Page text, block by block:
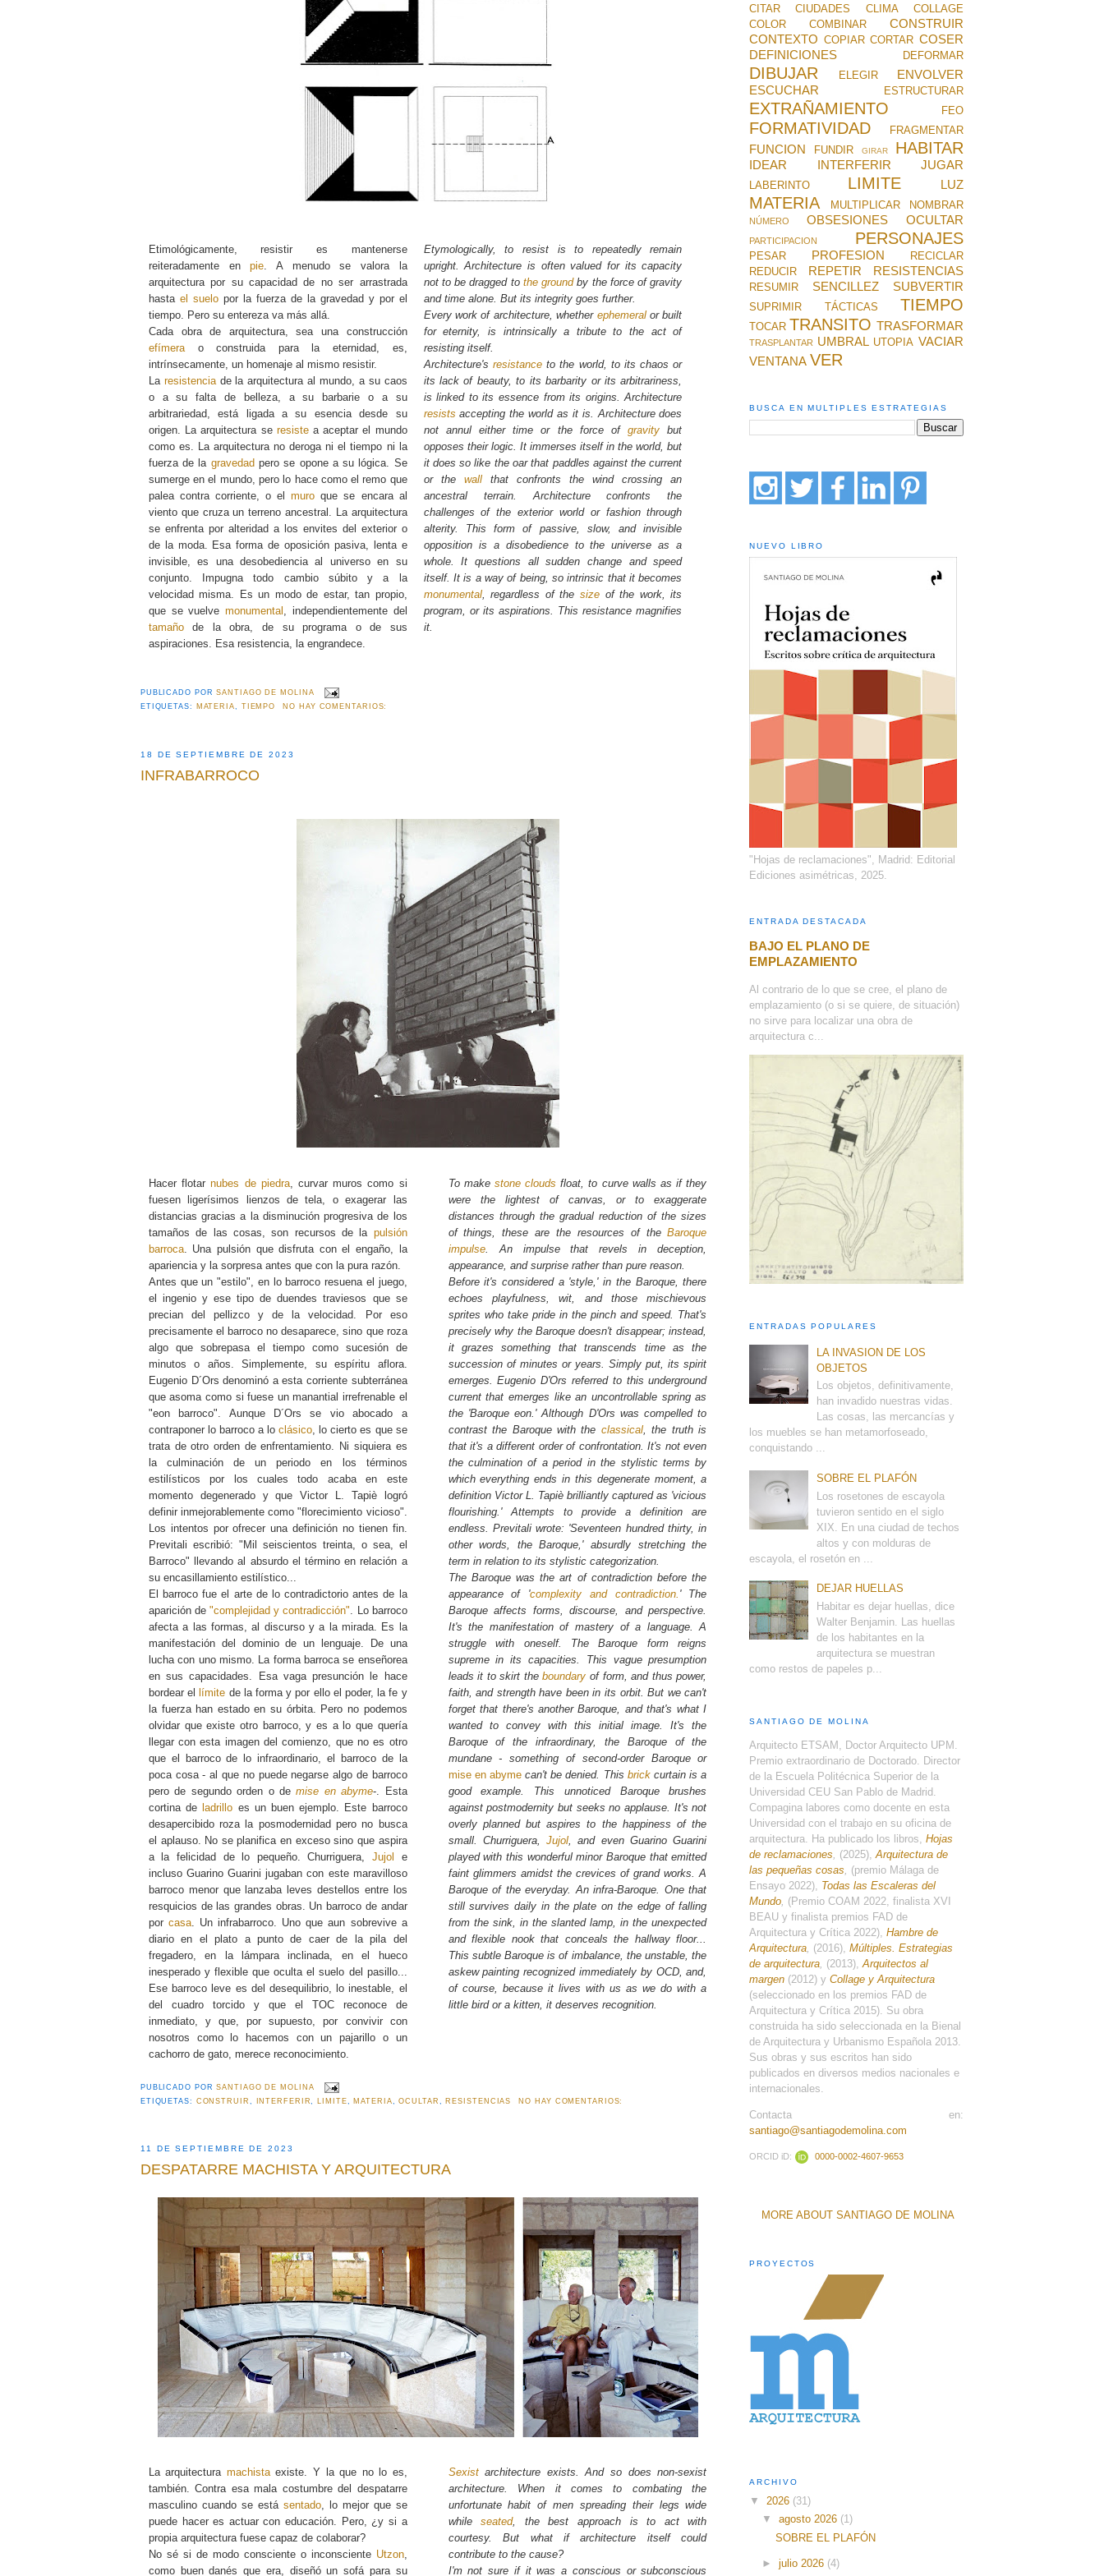
Etimológicamente, resistir es mantenerse
reiteradamente enpie . A menudo se valora la
arquitectura por su capacidad de no ser arrastrada
hasta el suelopor la fuerza de la gravedad y por el
tiempo. Pero su entereza va más allá.
Cada obra de arquitectura, sea una construcción
efímerao construida para la eternidad, es,
intrínsecamente, un homenaje al mismo resistir.
La resistenciade la arquitectura al mundo, a su caos
o a su falta de belleza, a su barbarie o a su
arbitrariedad, está ligada a su esencia desde su
origen. La arquitectura se resistea aceptar el mundo
como es. La arquitectura no deroga ni el tiempo ni la
fuerza de la gravedadpero se opone a su lógica. Se
sumerge en el mundo, pero lo hace como el remo que
palea contra corriente, o elmuro que se encara al
viento que cruza un terreno ancestral. La arquitectura
se enfrenta por alteridad a los envites del exterior o
de la moda. Esa forma de oposición pasiva, lenta e
invisible, es una desobediencia al universo en su
conjunto. Impugna todo cambio súbito y a la
velocidad misma. Es un modo de estar, tan propio,
que se vuelvemonumental , independientemente del
tamañode la obra, de su programa o de sus
aspiraciones. Esa resistencia, la engrandece.
Etymologically, to resist is to repeatedly remain
upright. Architecture is often valued for its capacity
not to be dragged to the groundby the force of gravity
and time alone. But its integrity goes further.
Every work of architecture, whether ephemeralor built
for eternity, is intrinsically a tribute to the act of
resisting itself.
Architecture's resistanceto the world, to its chaos or
its lack of beauty, to its barbarity or its arbitrariness,
is linked to its essence from its origins. Architecture
resists accepting the world as it is. Architecture does
not annul either time or the force ofgravitybut
opposes their logic. It immerses itself in the world, but
it does so like the oar that paddles against the current
or the wallthat confronts the wind crossing an
ancestral terrain. Architecture confronts the
challenges of the exterior world or fashion through
alterity. This form of passive, slow, and invisible
opposition is a disobedience to the universe as a
whole. It questions all sudden change and speed
itself. It is a way of being, so intrinsic that it becomes
monumental, regardless of the size of the work, its
program, or its aspirations. This resistance magnifies
it.
PUBLICADO PORSANTIAGO DE MOLINA
ETIQUETAS:
MATERIA, TIEMPO NO HAY COMENTARIOS:
18 DE SEPTIEMBRE DE 2023
INFRABARROCO
Hacer flotarnubes de piedra, curvar muros como si
fuesen ligerísimos lienzos de tela, o exagerar las
distancias gracias a la disminución progresiva de los
tamaños de las cosas, son recursos de la pulsión
barroca. Una pulsión que disfruta con el engaño, la
apariencia y la sorpresa antes que con la pura razón.
Antes que un "estilo", en lo barroco resuena el juego,
el ingenio y ese tipo de duendes traviesos que se
precian del pellizco y de la velocidad. Por eso
precisamente el barroco no desaparece, sino que roza
algo que sobrepasa el tiempo como sucesión de
minutos o años. Simplemente, su espíritu aflora.
Eugenio D´Ors denominó a esta corriente subterránea
que asoma como si fuese un manantial irrefrenable el
"eon barroco". Aunque D´Ors se vio abocado a
contraponer lo barroco a loclásico , lo cierto es que se
trata de otro orden de enfrentamiento. Ni siquiera es
la culminación de un periodo en los términos
estilísticos por los cuales todo acaba en este
momento degenerado y que Victor L. Tapiè logró
definir inmejorablemente como "florecimiento vicioso".
Los intentos por ofrecer una definición no tienen fin.
Previtali escribió: "Mil seiscientos treinta, o sea, el
Barroco" llevando al absurdo el término en relación a
su encasillamiento estilístico...
El barroco fue el arte de lo contradictorio antes de la
aparición de"complejidad y contradicción" . Lo barroco
afecta a las formas, al discurso y a la mirada. Es la
manifestación del dominio de un lenguaje. De una
lucha con uno mismo. La forma barroca se enseñorea
en sus capacidades. Esa vaga presunción le hace
bordear el
límite de la forma y por ello el poder, la fe y
la fuerza han estado en su órbita. Pero no podemos
olvidar que existe otro barroco, y es a lo que quería
llegar con esta imagen del comienzo, que no es otro
que el barroco de lo infraordinario, el barroco de la
poca cosa - al que no puede negarse algo de barroco
pero de segundo orden o demise en abyme-. Esta
cortina de ladrillo es un buen ejemplo. Este barroco
desapercibido roza la posmodernidad pero no busca
el aplauso. No se planifica en exceso sino que aspira
a la felicidad de lo pequeño. Churriguera,Jujol e
incluso Guarino Guarini jugaban con este maravilloso
barroco menor que lanzaba leves destellos entre los
resquicios de las grandes obras. Un barroco de andar
por casa. Un infrabarroco. Uno que aun sobrevive a
diario en el plato a punto de caer de la pila del
fregadero, en la lámpara inclinada, en el hueco
inesperado y flexible que oculta el suelo del pasillo...
Ese barroco leve es del desequilibrio, lo inestable, el
del cuadro torcido y que el TOC reconoce de
inmediato, y que, por supuesto, por convivir con
nosotros como lo hacemos con un pajarillo o un
cachorro de gato, merece reconocimiento.
To make stone clouds float, to curve walls as if they
were the lightest of canvas, or to exaggerate
distances through the gradual reduction of the sizes
of things, these are the resources of theBaroque
impulse. An impulse that revels in deception,
appearance, and surprise rather than pure reason.
Before it's considered a 'style,' in the Baroque, there
echoes playfulness, wit, and those mischievous
sprites who take pride in the pinch and speed. That's
precisely why the Baroque doesn't disappear; instead,
it grazes something that transcends time as the
succession of minutes or years. Simply put, its spirit
emerges. Eugenio D'Ors referred to this underground
current that emerges like an uncontrollable spring as
the 'Baroque eon.' Although D'Ors was compelled to
contrast the Baroque with the classical, the truth is
that it's a different order of confrontation. It's not even
the culmination of a period in the stylistic terms by
which everything ends in this degenerate moment, a
definition Victor L. Tapiè brilliantly captured as 'vicious
flourishing.' Attempts to provide a definition are
endless. Previtali wrote: 'Seventeen hundred thirty, in
other words, the Baroque,' absurdly stretching the
term in relation to its stylistic categorization.
The Baroque was the art of contradiction before the
appearance of 'complexity and contradiction. ' The
Baroque affects forms, discourse, and perspective.
It's the manifestation of mastery of a language. A
struggle with oneself. The Baroque form reigns
supreme in its capacities. This vague presumption
leads it to skirt theboundary of form, and thus power,
faith, and strength have been in its orbit. But we can't
forget that there's another Baroque, and that's what I
wanted to convey with this initial image. It's the
Baroque of the infraordinary, the Baroque of the
mundane - something of second-order Baroque or
mise en abymecan't be denied. This brickcurtain is a
good example. This unnoticed Baroque brushes
against postmodernity but seeks no applause. It's not
overly planned but aspires to the happiness of the
small. Churriguera,Jujol , and even Guarino Guarini
played with this wonderful minor Baroque that emitted
faint glimmers amidst the crevices of grand works. A
Baroque of the everyday. An infra-Baroque. One that
still survives daily in the plate on the edge of falling
from the sink, in the slanted lamp, in the unexpected
and flexible nook that conceals the hallway floor...
This subtle Baroque is of imbalance, the unstable, the
askew painting recognized immediately by OCD, and,
of course, because it lives with us as we do with a
little bird or a kitten, it deserves recognition.
PUBLICADO PORSANTIAGO DE MOLINA
ETIQUETAS: CONSTRUIR INTERFERIR LIMITE MATERIA ,OCULTAR RESISTENCIAS NO HAY COMENTARIOS:
11 DE SEPTIEMBRE DE 2023
DESPATARRE MACHISTA Y ARQUITECTURA
La arquitectura machistaexiste. Y la que no lo es,
también. Contra esa mala costumbre del despatarre
masculino cuando se está sentado, lo mejor que se
puede hacer es actuar con educación. Pero, ¿y si a
propia arquitectura fuese capaz de colaborar?
No sé si de modo consciente o inconsciente Utzon,
como buen danés que era, diseñó un sofá para su
Sexistarchitecture exists. And so does non-sexist
architecture. When it comes to combating the
unfortunate habit of men spreading their legs wide
whileseated, the best approach is to act with
courtesy. But what if architecture itself could
contribute to the cause?
I'm not sure if it was a conscious or subconscious
CITAR CIUDADES CLIMA
COLLAGE
COLOR
COMBINAR
CONSTRUIR
CONTEXTO COPIAR CORTAR COSER
DEFINICIONES
DEFORMAR
DIBUJAR ELEGIR
ENVOLVER
ESCUCHAR
ESTRUCTURAR
EXTRAÑAMIENTO FEO
FORMATIVIDAD FRAGMENTAR
FUNCION FUNDIR GIRAR HABITAR
IDEAR INTERFERIR JUGAR
LABERINTO LIMITE LUZ
MATERIA MULTIPLICAR NOMBRAR
NÚMERO OBSESIONES OCULTAR
PARTICIPACION PERSONAJES
PESAR PROFESION
RECICLAR
REDUCIR
REPETIR RESISTENCIAS
RESUMIR SENCILLEZ SUBVERTIR
SUPRIMIR TÁCTICAS TIEMPO
TOCAR TRANSITO TRASFORMAR
TRASPLANTAR UMBRAL UTOPIA VACIAR
VENTANA VER
BUSCA EN MULTIPLES ESTRATEGIAS
NUEVO LIBRO
"Hojas de reclamaciones", Madrid: Editorial
Ediciones asimétricas, 2025.
ENTRADA DESTACADA
BAJO EL PLANO DE
EMPLAZAMIENTO
Al contrario de lo que se cree, el plano de
emplazamiento (o si se quiere, de situación)
no sirve para localizar una obra de
arquitectura c...
ENTRADAS POPULARES
LA INVASION DE LOS
OBJETOS
Los objetos, definitivamente,
han invadido nuestras vidas.
Las cosas, las mercancías y
los muebles se han metamorfoseado,
conquistando ...
SOBRE EL PLAFÓN
Los rosetones de escayola
tuvieron sentido en el siglo
XIX. En una ciudad de techos
altos y con molduras de
escayola, el rosetón en ...
DEJAR HUELLAS
Habitar es dejar huellas, dice
Walter Benjamin. Las huellas
de los habitantes en la
arquitectura se muestran
como restos de papeles p...
SANTIAGO DE MOLINA
Arquitecto ETSAM, Doctor Arquitecto UPM.
Premio extraordinario de Doctorado. Director
de la Escuela Politécnica Superior de la
Universidad CEU San Pablo de Madrid.
Compagina labores como docente en esta
Universidad con el trabajo en su oficina de
arquitectura. Ha publicado los libros,Hojas
de reclamaciones
(2025),Arquitectura de
las pequeñas cosas
(premio Málaga de
Ensayo 2022), Todas las Escaleras del
Mundo (Premio COAM 2022, finalista XVI
BEAU y finalista premios FAD de
Arquitectura y Crítica 2022),Hambre de
Arquitectura (2016),Múltiples. Estrategias
de arquitectura (2013),Arquitectos al
margen (2012) yCollage y Arquitectura
(seleccionado en los premios FAD de
Arquitectura y Crítica 2015). Su obra
construida ha sido seleccionada en la Bienal
de Arquitectura y Urbanismo Española 2013.
Sus obras y sus escritos han sido
publicados en diversos medios nacionales e
internacionales.
Contacta en:
santiago@santiagodemolina.com
ORCID iD: 0000-0002-4607-9653
MORE ABOUT SANTIAGO DE MOLINA
PROYECTOS
ARCHIVO
▼2026 (31)
▼agosto 2026 (1)
SOBRE EL PLAFÓN
►julio 2026 (4)